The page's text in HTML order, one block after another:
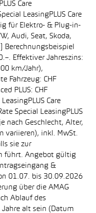
Care
LeasingPLUS Care
für Elektro- & Plug-in-
Audi, Seat, Skoda,
Berechnungsbeispiel
Effektiver Jahreszins:
km/Jahr),
Fahrzeug: CHF
PLUS: CHF
Care
Special LeasingPLUS
nach Geschlecht, Alter,
variieren), inkl. MwSt.
sie zur
führt. Angebot gültig
&
01.07. bis 30.09.2026
über die AMAG
Ablauf des
alt sein (Datum